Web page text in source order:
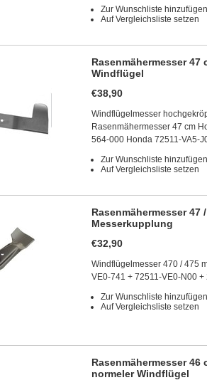
Zur Wunschliste hinzufügen
Auf Vergleichsliste setzen
Rasenmähermesser 47
Windflügel
€38,90
Windflügelmesser
Rasenmähermesser 47 cm
564-000 Honda 72511-VA5-
Zur Wunschliste hinzufügen
Auf Vergleichsliste setzen
Rasenmähermesser 47
Messerkupplung
€32,90
Windflügelmesser 470 / 475
VE0-741 + 72511-VE0-N00
Zur Wunschliste hinzufügen
Auf Vergleichsliste setzen
Rasenmähermesser 46
normeler Windflügel